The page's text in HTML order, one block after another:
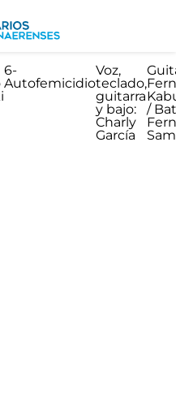
6-
Autofemicidio
Voz,
teclado,
guitarra
y bajo:
Charly
García
/